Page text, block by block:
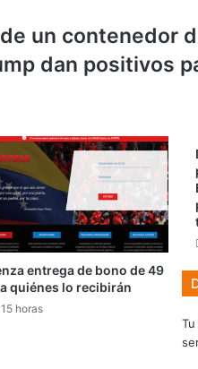
un contenedor
dan positivos
entrega de bono de 49
quiénes lo recibirán
horas